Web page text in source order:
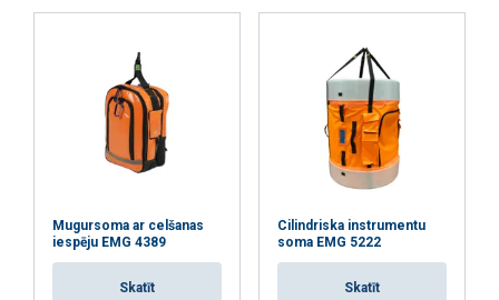
Mugursoma ar celšanas
iespēju EMG 4389
Skatīt
Cilindriska instrumentu
soma EMG 5222
Skatīt
LATVIAN
ENGLISH TRANSLATION
izmantoti sīkfaili
Mēs izmantojam sīkfailus, lai